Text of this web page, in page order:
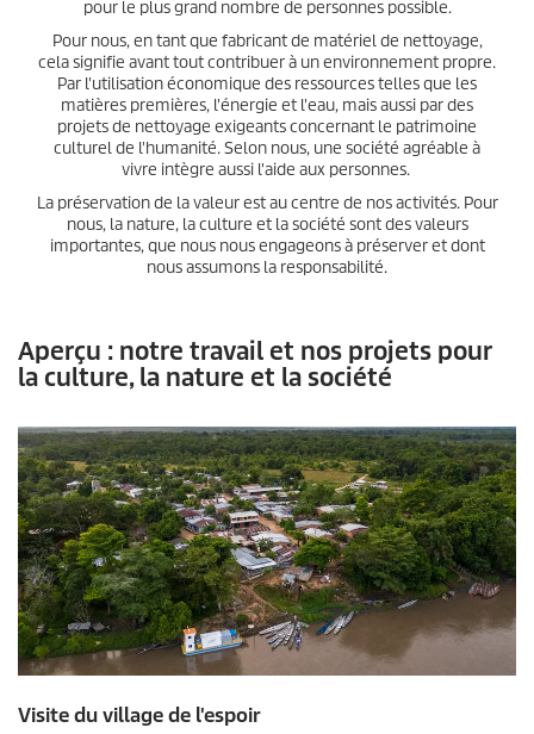
pour le plus grand nombre de personnes possible.
Pour nous, en tant que fabricant de matériel de nettoyage,
cela signifie avant tout contribuer à un environnement propre.
Par l'utilisation économique des ressources telles que les
matières premières, l'énergie et l'eau, mais aussi par des
projets de nettoyage exigeants concernant le patrimoine
culturel de l'humanité. Selon nous, une société agréable à
vivre intègre aussi l'aide aux personnes.
La préservation de la valeur est au centre de nos activités. Pour
nous, la nature, la culture et la société sont des valeurs
importantes, que nous nous engageons à préserver et dont
nous assumons la responsabilité.
Aperçu : notre travail et nos projets pour
la culture, la nature et la société
Visite du village de l'espoir